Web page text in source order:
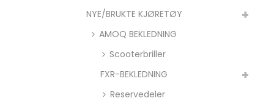
NYE/BRUKTE KJØRETØY
AMOQ BEKLEDNING
Scooterbriller
FXR-BEKLEDNING
Reservedeler